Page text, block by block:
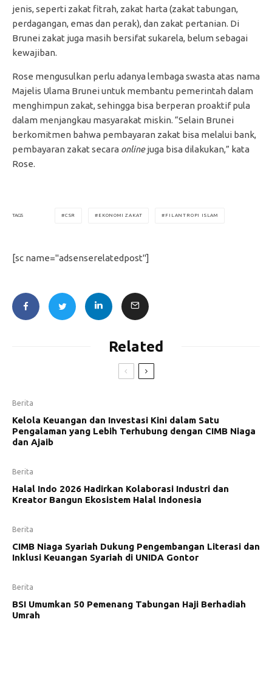
jenis, seperti zakat fitrah, zakat harta (zakat tabungan,
perdagangan, emas dan perak), dan zakat pertanian. Di
Brunei zakat juga masih bersifat sukarela, belum sebagai
kewajiban.
Rose mengusulkan perlu adanya lembaga swasta atas nama
Majelis Ulama Brunei untuk membantu pemerintah dalam
menghimpun zakat, sehingga bisa berperan proaktif pula
dalam menjangkau masyarakat miskin. “Selain Brunei
berkomitmen bahwa pembayaran zakat bisa melalui bank,
pembayaran zakat secara onlinejuga bisa dilakukan,” kata
Rose.
TAGS CSR EKONOMI ZAKAT FILANTROPI ISLAM
[sc name="adsenserelatedpost"]
Related
Berita
Kelola Keuangan dan Investasi Kini dalam Satu
Pengalaman yang Lebih Terhubung dengan CIMB Niaga
dan Ajaib
Berita
Halal Indo 2026 Hadirkan Kolaborasi Industri dan
Kreator Bangun Ekosistem Halal Indonesia
Berita
CIMB Niaga Syariah Dukung Pengembangan Literasi dan
Inklusi Keuangan Syariah di UNIDA Gontor
Berita
BSI Umumkan 50 Pemenang Tabungan Haji Berhadiah
Umrah